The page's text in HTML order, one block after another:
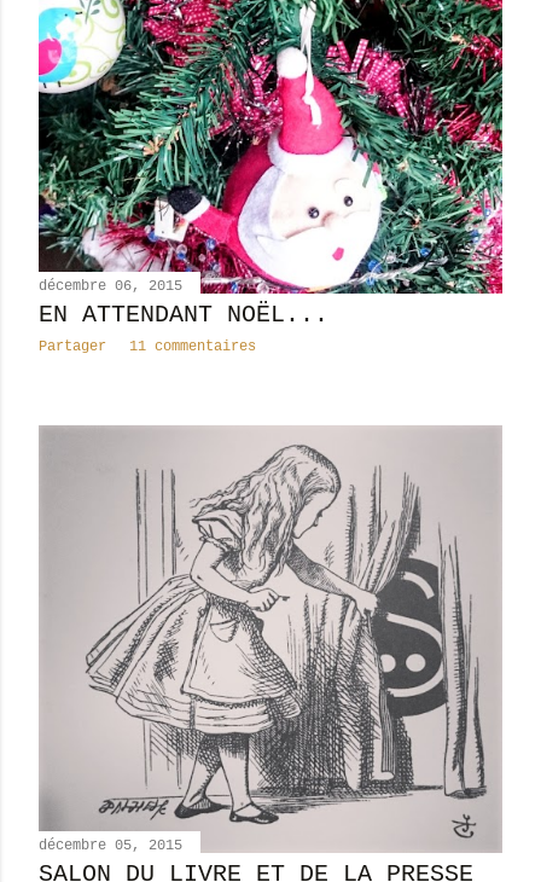
décembre 06, 2015
EN ATTENDANT NOËL...
Partager 11 commentaires
décembre 05, 2015
SALON DU LIVRE ET DE LA PRESSE